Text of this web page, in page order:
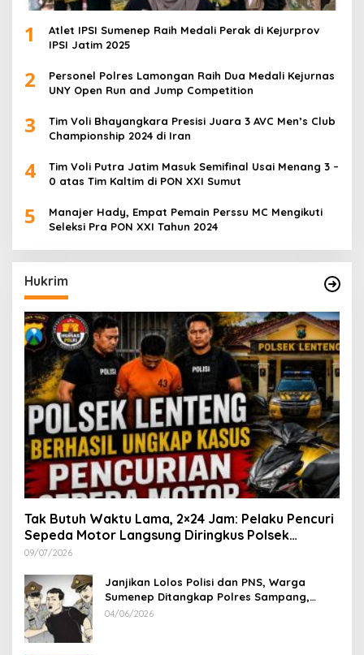
1
Atlet IPSI Sumenep Raih Medali Perak di Kejurprov
IPSI Jatim 2025
2
Personel Polres Lamongan Raih Dua Medali Kejurnas
UNY Open Run and Jump Competition
3
Tim Voli Bhayangkara Presisi Juara 3 AVC Men’s Club
Championship 2024 di Iran
4
Tim Voli Putra Jatim Masuk Semifinal Usai Menang 3 –
0 atas Tim Kaltim di PON XXI Sumut
5
Manajer Hady, Empat Pemain Perssu MC Mengikuti
Seleksi Pra PON XXI Tahun 2024
Hukrim
Tak Butuh Waktu Lama, 2×24 Jam: Pelaku Pencuri
Sepeda Motor Langsung Diringkus Polsek
Lenteng di Wilayah Manding
09/07/2026
Janjikan Lolos Polisi dan PNS, Warga
Sumenep Ditangkap Polres Sampang,
Korban Rugi Rp 600 juta
04/06/2026